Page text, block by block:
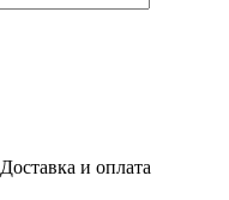
Доставка и оплата